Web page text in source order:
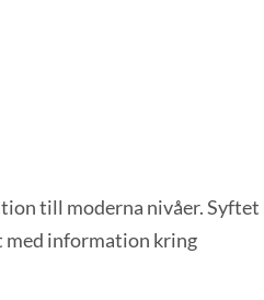
till moderna nivåer. Syftet
med information kring